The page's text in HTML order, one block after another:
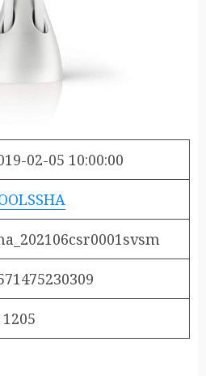
02-05 10:00:00
1205